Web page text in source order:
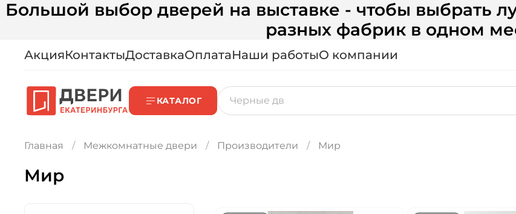
Большой выбор дверей на выставке - чтобы выбрать
разных фабрик в одном
АкцияКонтактыДоставкаОплатаНаши работыО компании
КАТАЛОГ
Главная Межкомнатные двери Производители Мир
Мир